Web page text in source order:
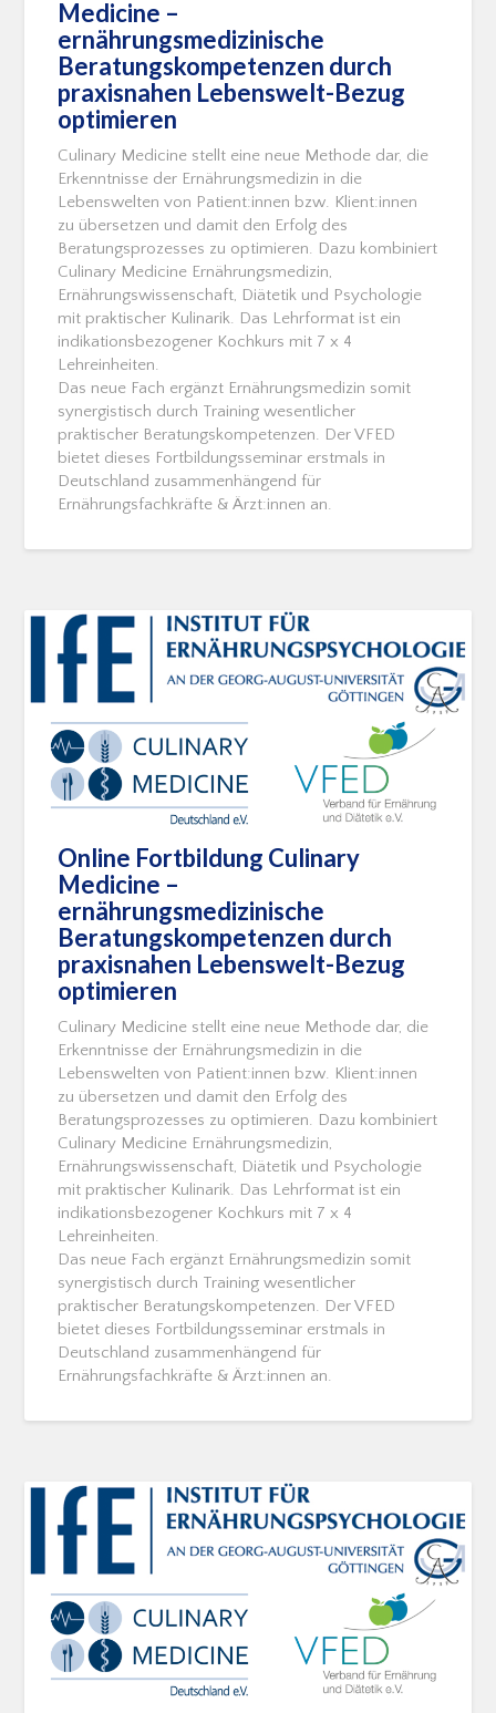
Medicine –
ernährungsmedizinische
Beratungskompetenzen durch
praxisnahen Lebenswelt-Bezug
optimieren
Culinary Medicine stellt eine neue Methode dar, die
Erkenntnisse der Ernährungsmedizin in die
Lebenswelten von Patient:innen bzw. Klient:innen
zu übersetzen und damit den Erfolg des
Beratungsprozesses zu optimieren. Dazu kombiniert
Culinary Medicine Ernährungsmedizin,
Ernährungswissenschaft, Diätetik und Psychologie
mit praktischer Kulinarik. Das Lehrformat ist ein
indikationsbezogener Kochkurs mit 7 x 4
Lehreinheiten.
Das neue Fach ergänzt Ernährungsmedizin somit
synergistisch durch Training wesentlicher
praktischer Beratungskompetenzen. Der VFED
bietet dieses Fortbildungsseminar erstmals in
Deutschland zusammenhängend für
Ernährungsfachkräfte & Ärzt:innen an.
Online Fortbildung Culinary
Medicine –
ernährungsmedizinische
Beratungskompetenzen durch
praxisnahen Lebenswelt-Bezug
optimieren
Culinary Medicine stellt eine neue Methode dar, die
Erkenntnisse der Ernährungsmedizin in die
Lebenswelten von Patient:innen bzw. Klient:innen
zu übersetzen und damit den Erfolg des
Beratungsprozesses zu optimieren. Dazu kombiniert
Culinary Medicine Ernährungsmedizin,
Ernährungswissenschaft, Diätetik und Psychologie
mit praktischer Kulinarik. Das Lehrformat ist ein
indikationsbezogener Kochkurs mit 7 x 4
Lehreinheiten.
Das neue Fach ergänzt Ernährungsmedizin somit
synergistisch durch Training wesentlicher
praktischer Beratungskompetenzen. Der VFED
bietet dieses Fortbildungsseminar erstmals in
Deutschland zusammenhängend für
Ernährungsfachkräfte & Ärzt:innen an.